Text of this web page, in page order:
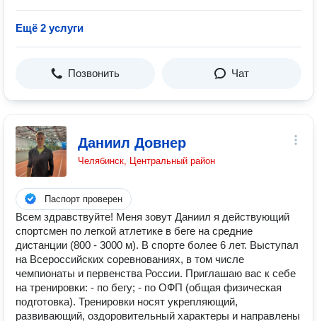
Ещё 2 услуги
Позвонить Чат
Даниил Довнер
Челябинск, Центральный район
Паспорт проверен
Всем здравствуйте! Меня зовут Даниил я действующий
спортсмен по легкой атлетике в беге на средние
дистанции (800 - 3000 м). В спорте более 6 лет. Выступал
на Всероссийских соревнованиях, в том числе
чемпионаты и первенства России. Приглашаю вас к себе
на тренировки: - по бегу; - по ОФП (общая физическая
подготовка). Тренировки носят укрепляющий,
развивающий, оздоровительный характеры и направлены